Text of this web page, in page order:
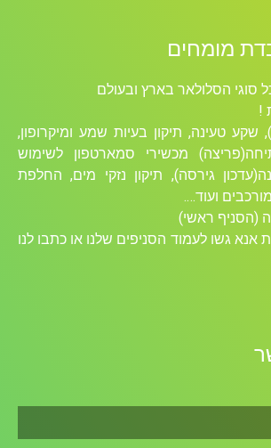
מומחים
הסלולאר בארץ ובעולם
טעינה, תיקון בעיות שמע ומיקרופון,
מכשירי סמארטפון לשימוש
גירסה), תיקון נזקי מים, החלפת
ראשי)
גשו לעמוד הסניפים שלנו או כתבו לנו